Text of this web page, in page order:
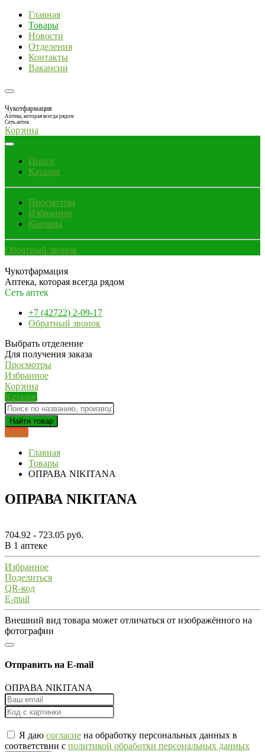
Главная
Товары
Новости
Отделения
Контакты
Вакансии
Чукотфармация
Аптека, которая всегда рядом
Сеть аптек
Корзина
Поиск
Каталог
Просмотры
Избранное
Корзина
Обратный звонок
Чукотфармация
Аптека, которая всегда рядом
Сеть аптек
+7 (42722) 2-09-17
Обратный звонок
Выбрать отделение
Для получения заказа
Просмотры
Избранное
Корзина
Каталог
Найти товар
0 руб.
Главная
Товары
ОПРАВА NIKITANA
ОПРАВА NIKITANA
704.92 - 723.05 руб.
В 1 аптеке
Избранное
Поделиться
QR-код
E-mail
Внешний вид товара может отличаться от изображённого на
фотографии
Отправить на E-mail
ОПРАВА NIKITANA
Я даю согласие на обработку персональных данных в
соответствии с политикой обработки персональных данных